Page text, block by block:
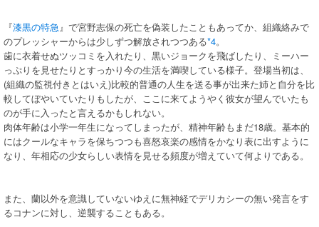
『漆黒の特急』で宮野志保の死亡を偽装したこともあってか、組織絡みで
のプレッシャーからは少しずつ解放されつつある*4。
歯に衣着せぬツッコミを入れたり、黒いジョークを飛ばしたり、ミーハー
っぷりを見せたりとすっかり今の生活を満喫している様子。登場当初は、
(組織の監視付きとはいえ)比較的普通の人生を送る事が出来た姉と自分を比
較してぼやいていたりもしたが、ここに来てようやく彼女が望んでいたも
のが手に入ったと言えるかもしれない。
肉体年齢は小学一年生になってしまったが、精神年齢もまだ18歳。基本的
にはクールなキャラを保ちつつも喜怒哀楽の感情をかなり表に出すように
なり、年相応の少女らしい表情を見せる頻度が増えていて何よりである。
また、蘭以外を意識していないゆえに無神経でデリカシーの無い発言をす
るコナンに対し、逆襲することもある。